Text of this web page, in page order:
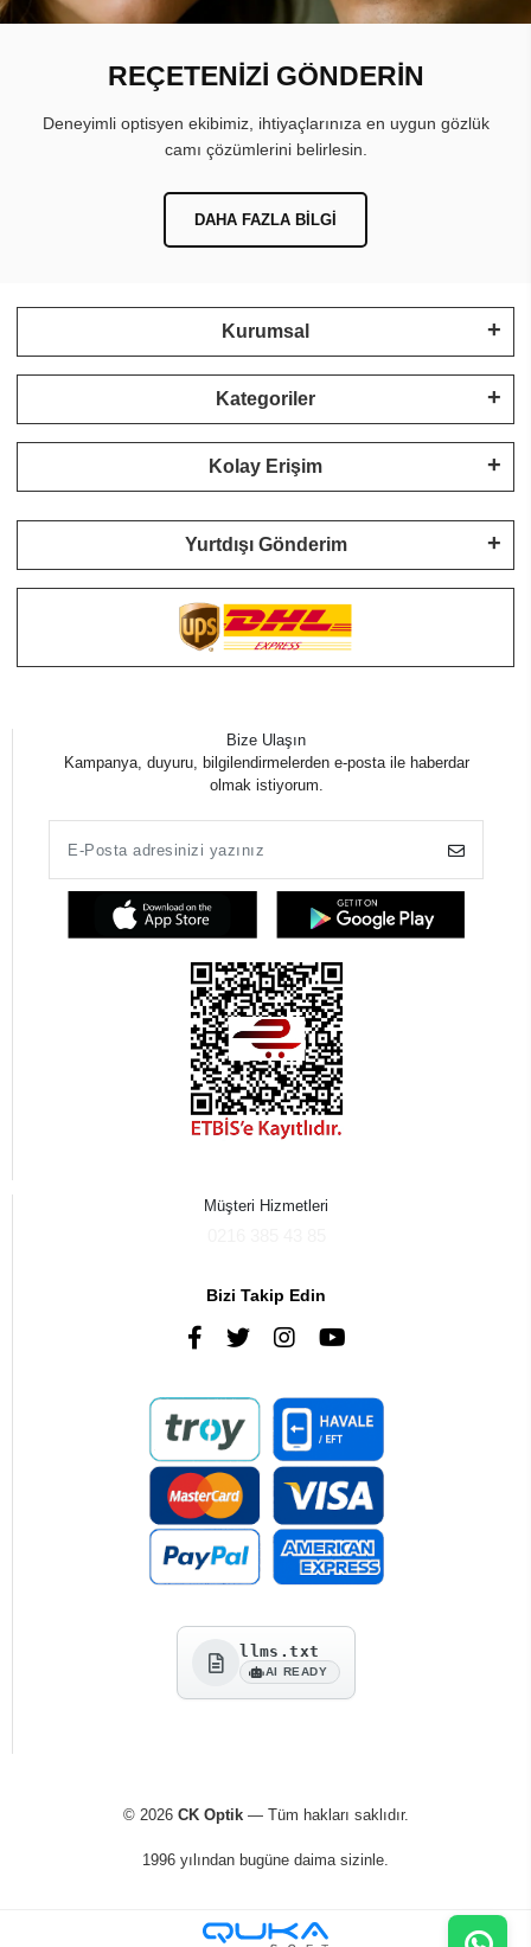
REÇETENİZİ GÖNDERİN
Deneyimli optisyen ekibimiz, ihtiyaçlarınıza en uygun gözlük
camı çözümlerini belirlesin.
DAHA FAZLA BILGI
Kurumsal
Kategoriler
Kolay Erişim
Yurtdışı Gönderim
Bize Ulaşın
Kampanya, duyuru, bilgilendirmelerden e-posta ile haberdar
olmak istiyorum.
Müşteri Hizmetleri
Bizi Takip Edin
llms.txt
AI READY
© 2026 CK Optik— Tüm hakları saklıdır.
1996 yılından bugüne daima sizinle.